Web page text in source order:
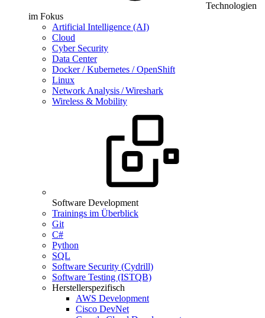
Technologien
im Fokus
Artificial Intelligence (AI)
Cloud
Cyber Security
Data Center
Docker / Kubernetes / OpenShift
Linux
Network Analysis / Wireshark
Wireless & Mobility
Software Development
Trainings im Überblick
Git
C#
Python
SQL
Software Security (Cydrill)
Software Testing (ISTQB)
Herstellerspezifisch
AWS Development
Cisco DevNet